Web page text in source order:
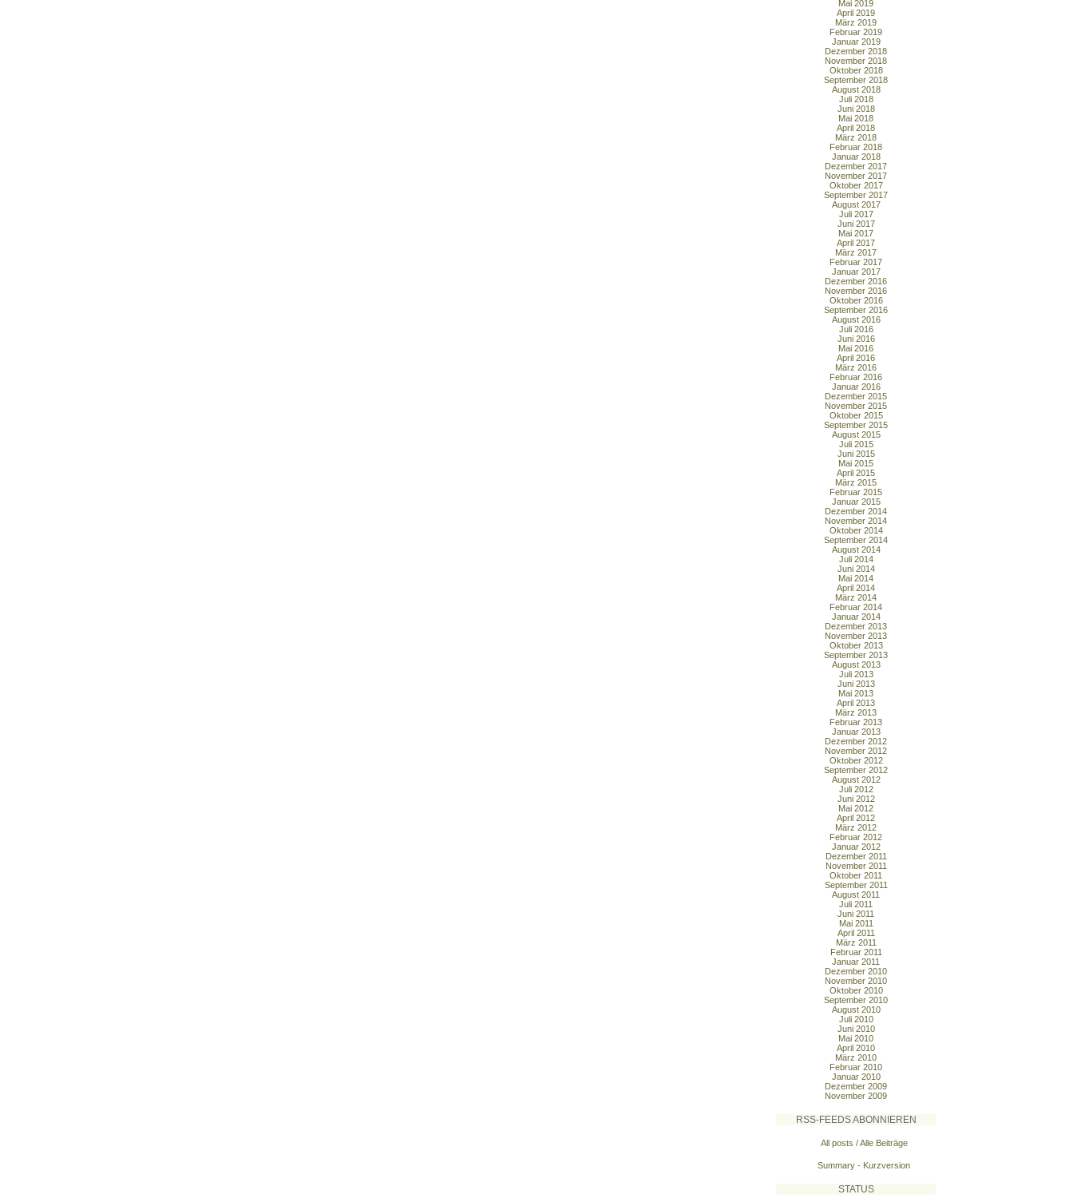
Mai 2019
April 2019
März 2019
Februar 2019
Januar 2019
Dezember 2018
November 2018
Oktober 2018
September 2018
August 2018
Juli 2018
Juni 2018
Mai 2018
April 2018
März 2018
Februar 2018
Januar 2018
Dezember 2017
November 2017
Oktober 2017
September 2017
August 2017
Juli 2017
Juni 2017
Mai 2017
April 2017
März 2017
Februar 2017
Januar 2017
Dezember 2016
November 2016
Oktober 2016
September 2016
August 2016
Juli 2016
Juni 2016
Mai 2016
April 2016
März 2016
Februar 2016
Januar 2016
Dezember 2015
November 2015
Oktober 2015
September 2015
August 2015
Juli 2015
Juni 2015
Mai 2015
April 2015
März 2015
Februar 2015
Januar 2015
Dezember 2014
November 2014
Oktober 2014
September 2014
August 2014
Juli 2014
Juni 2014
Mai 2014
April 2014
März 2014
Februar 2014
Januar 2014
Dezember 2013
November 2013
Oktober 2013
September 2013
August 2013
Juli 2013
Juni 2013
Mai 2013
April 2013
März 2013
Februar 2013
Januar 2013
Dezember 2012
November 2012
Oktober 2012
September 2012
August 2012
Juli 2012
Juni 2012
Mai 2012
April 2012
März 2012
Februar 2012
Januar 2012
Dezember 2011
November 2011
Oktober 2011
September 2011
August 2011
Juli 2011
Juni 2011
Mai 2011
April 2011
März 2011
Februar 2011
Januar 2011
Dezember 2010
November 2010
Oktober 2010
September 2010
August 2010
Juli 2010
Juni 2010
Mai 2010
April 2010
März 2010
Februar 2010
Januar 2010
Dezember 2009
November 2009
RSS-FEEDS ABONNIEREN
All posts / Alle Beiträge
Summary - Kurzversion
STATUS